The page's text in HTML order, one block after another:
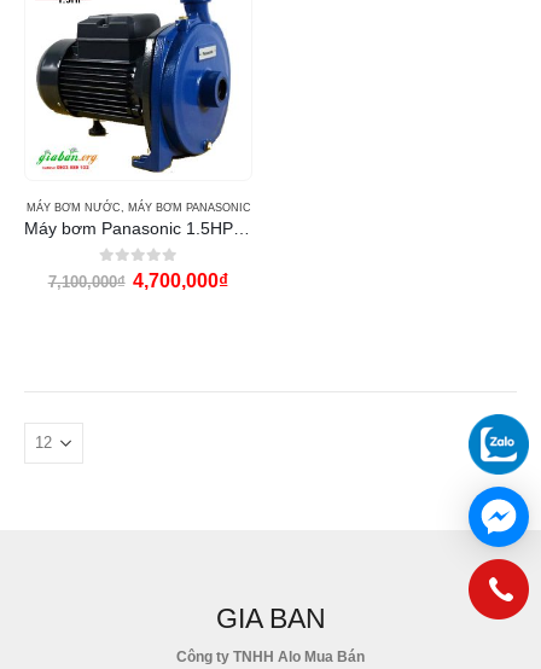
MÁY BƠM NƯỚC MÁY BƠM PANASONIC
0out of 5
7,100,000₫ 4,700,000₫
GIA BAN
Công ty TNHH Alo Mua Bán